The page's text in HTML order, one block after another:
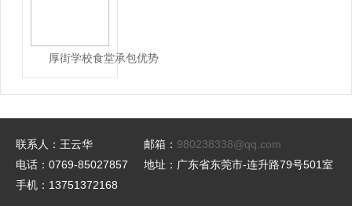
厚街学校食堂承包优势
联系人：王云华
电话：0769-85027857
手机：13751372168
邮箱： 980238338@qq.com
地址：广东省东莞市-连升路79号501室